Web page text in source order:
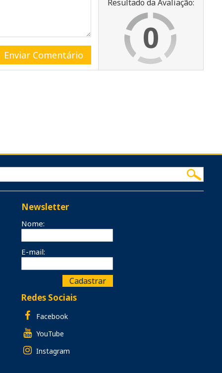
Resultado da Avaliação:
0
Newsletter
Nome:
E-mail:
Redes Sociais
Facebook
YouTube
Instagram